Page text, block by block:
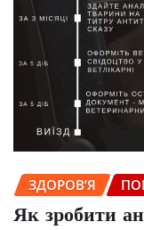
ЗДОРОВ’Я
Як зробити